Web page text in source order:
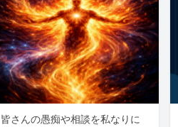
皆さんの愚痴や相談を私なりに